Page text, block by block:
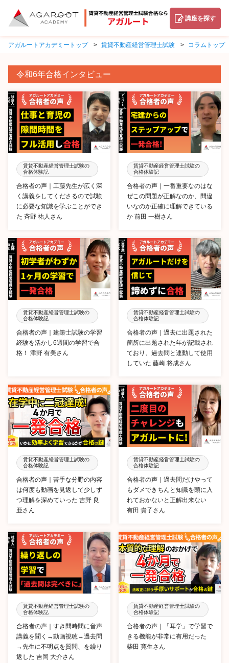
講座を探す
アガルートアカデミートップ 賃貸不動産経営管理士試験 コラムトップ
令和6年合格インタビュー
賃貸不動産経営管理士試験の
合格体験記
合格者の声｜工藤先生が広く深
く講義をしてくださるので試験
に必要な知識を学ぶことができ
た 斉野 祐人さん
賃貸不動産経営管理士試験の
合格体験記
合格者の声｜一番重要なのはな
ぜこの問題が正解なのか、間違
いなのか正確に理解できている
か 前田 一樹さん
賃貸不動産経営管理士試験の
合格体験記
合格者の声｜建築士試験の学習
経験を活かし6週間の学習で合
格！ 津野 有美さん
賃貸不動産経営管理士試験の
合格体験記
合格者の声｜過去に出題された
箇所に出題された年が記載され
ており、過去問と連動して使用
していた 藤崎 将成さん
賃貸不動産経営管理士試験の
合格体験記
合格者の声｜苦手な分野の内容
は何度も動画を見返して少しず
つ理解を深めていった 吉野 良
亜さん
賃貸不動産経営管理士試験の
合格体験記
合格者の声｜過去問だけやって
もダメできちんと知識を頭に入
れておかないと正解出来ない
有田 貴子さん
賃貸不動産経営管理士試験の
合格体験記
合格者の声｜すき間時間に音声
講義を聞く→動画視聴→過去問
→先生に不明点を質問、を繰り
返した 吉岡 大介さん
賃貸不動産経営管理士試験の
合格体験記
合格者の声｜「耳学」で学習で
きる機能が非常に有用だった
柴田 寛生さん